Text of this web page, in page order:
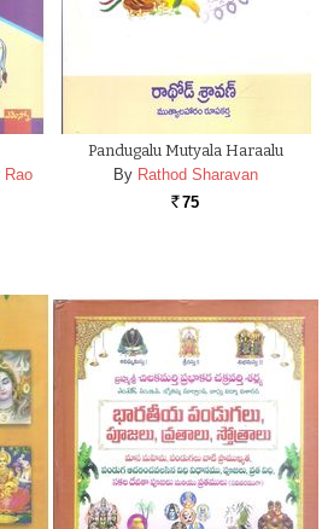
Rao
Pandugalu Mutyala Haraalu
By Rathod Sharavan
Rs. 75